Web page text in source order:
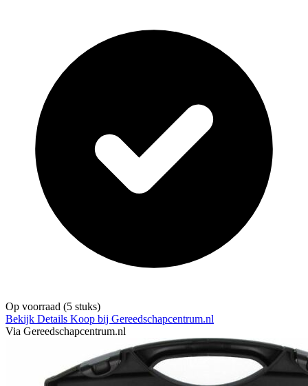
Op voorraad (5 stuks)
Bekijk Details Koop bij Gereedschapcentrum.nl
Via Gereedschapcentrum.nl